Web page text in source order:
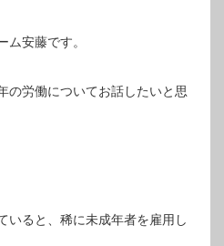
ム安藤です。
の労働についてお話したいと思
いると、稀に未成年者を雇用し